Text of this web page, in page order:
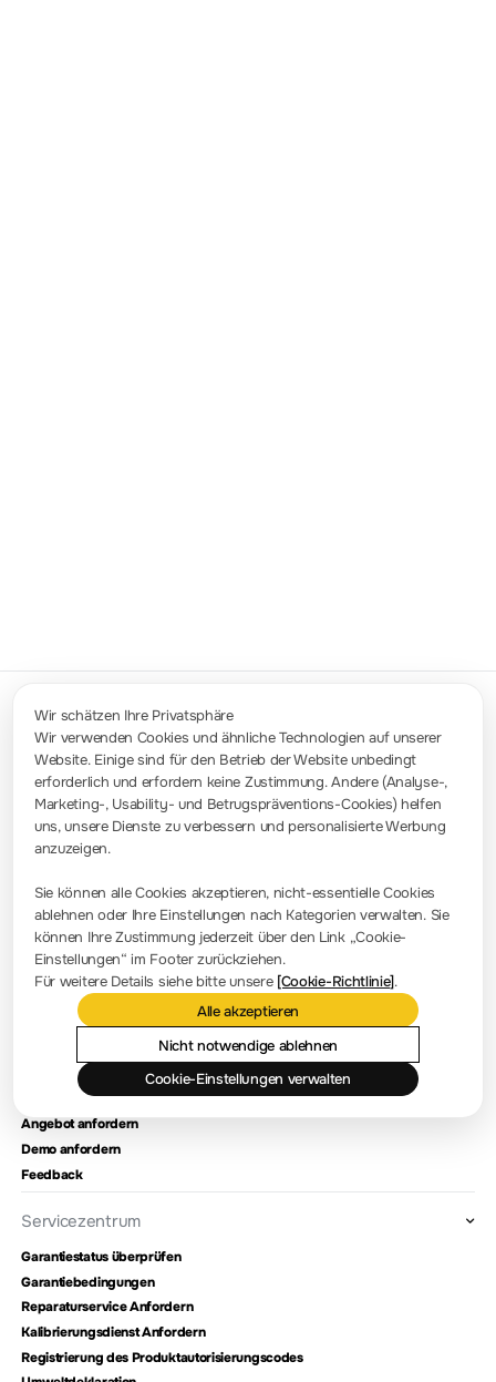
Wir schätzen Ihre Privatsphäre
Wir verwenden Cookies und ähnliche Technologien auf unserer
Website. Einige sind für den Betrieb der Website unbedingt
erforderlich und erfordern keine Zustimmung. Andere (Analyse-,
Marketing-, Usability- und Betrugspräventions-Cookies) helfen
uns, unsere Dienste zu verbessern und personalisierte Werbung
anzuzeigen.
Sie können alle Cookies akzeptieren, nicht-essentielle Cookies
ablehnen oder Ihre Einstellungen nach Kategorien verwalten. Sie
können Ihre Zustimmung jederzeit über den Link „Cookie-
Einstellungen“ im Footer zurückziehen.
Für weitere Details siehe bitte unsere [Cookie-Richtlinie].
Alle akzeptieren
Nicht notwendige ablehnen
Cookie-Einstellungen verwalten
Kontakt
info-europe@rigol.com ; service.eu@rigol.com
+49 (0)8105 - 27292-0
Firmennachrichten
Firmenvorstellung
Standort und Einrichtungen
Händlerabfrage
Kontaktieren Sie uns
Angebot anfordern
Demo anfordern
Feedback
Servicezentrum
Garantiestatus überprüfen
Garantiebedingungen
Reparaturservice Anfordern
Kalibrierungsdienst Anfordern
Registrierung des Produktautorisierungscodes